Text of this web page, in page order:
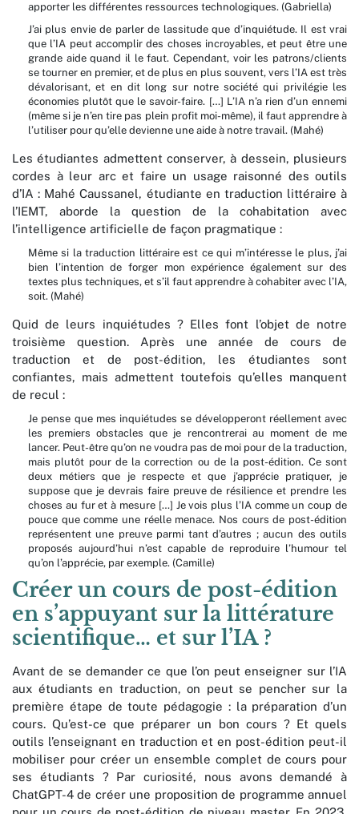
apporter les différentes ressources technologiques. (Gabriella)
J’ai plus envie de parler de lassitude que d’inquiétude. Il est vrai
que l’IA peut accomplir des choses incroyables, et peut être une
grande aide quand il le faut. Cependant, voir les patrons/clients
se tourner en premier, et de plus en plus souvent, vers l’IA est très
dévalorisant, et en dit long sur notre société qui privilégie les
économies plutôt que le savoir-faire. […] L’IA n’a rien d’un ennemi
(même si je n’en tire pas plein profit moi-même), il faut apprendre à
l’utiliser pour qu’elle devienne une aide à notre travail. (Mahé)
Les étudiantes admettent conserver, à dessein, plusieurs
cordes à leur arc et faire un usage raisonné des outils
d’IA : Mahé Caussanel, étudiante en traduction littéraire à
l’IEMT, aborde la question de la cohabitation avec
l’intelligence artificielle de façon pragmatique :
Même si la traduction littéraire est ce qui m’intéresse le plus, j’ai
bien l’intention de forger mon expérience également sur des
textes plus techniques, et s’il faut apprendre à cohabiter avec l’IA,
soit. (Mahé)
Quid de leurs inquiétudes ? Elles font l’objet de notre
troisième question. Après une année de cours de
traduction et de post-édition, les étudiantes sont
confiantes, mais admettent toutefois qu’elles manquent
de recul :
Je pense que mes inquiétudes se développeront réellement avec
les premiers obstacles que je rencontrerai au moment de me
lancer. Peut-être qu’on ne voudra pas de moi pour de la traduction,
mais plutôt pour de la correction ou de la post-édition. Ce sont
deux métiers que je respecte et que j’apprécie pratiquer, je
suppose que je devrais faire preuve de résilience et prendre les
choses au fur et à mesure […] Je vois plus l’IA comme un coup de
pouce que comme une réelle menace. Nos cours de post-édition
représentent une preuve parmi tant d’autres ; aucun des outils
proposés aujourd’hui n’est capable de reproduire l’humour tel
qu’on l’apprécie, par exemple. (Camille)
Créer un cours de post-édition
en s’appuyant sur la littérature
scientifique… et sur l’IA ?
Avant de se demander ce que l’on peut enseigner sur l’IA
aux étudiants en traduction, on peut se pencher sur la
première étape de toute pédagogie : la préparation d’un
cours. Qu’est-ce que préparer un bon cours ? Et quels
outils l’enseignant en traduction et en post-édition peut-il
mobiliser pour créer un ensemble complet de cours pour
ses étudiants ? Par curiosité, nous avons demandé à
ChatGPT-4 de créer une proposition de programme annuel